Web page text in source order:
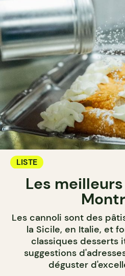
LISTE
Les
Les cannoli sont des
la Sicile, en Italie, et
classiques desserts
suggestions
déguster